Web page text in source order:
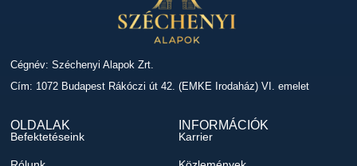
Cégnév: Széchenyi Alapok Zrt.
Cím: 1072 Budapest Rákóczi út 42. (EMKE Irodaház) VI. emelet
OLDALAK
Befektetéseink
INFORMÁCIÓK
Karrier